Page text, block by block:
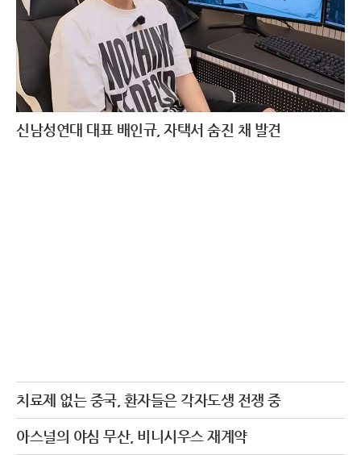
신남성연대 대표 배인규, 자택서 숨진 채 발견
치료제 없는 중국, 환자들은 각자도생 전쟁 중
아스널의 야심 무산, 비니시우스 재계약